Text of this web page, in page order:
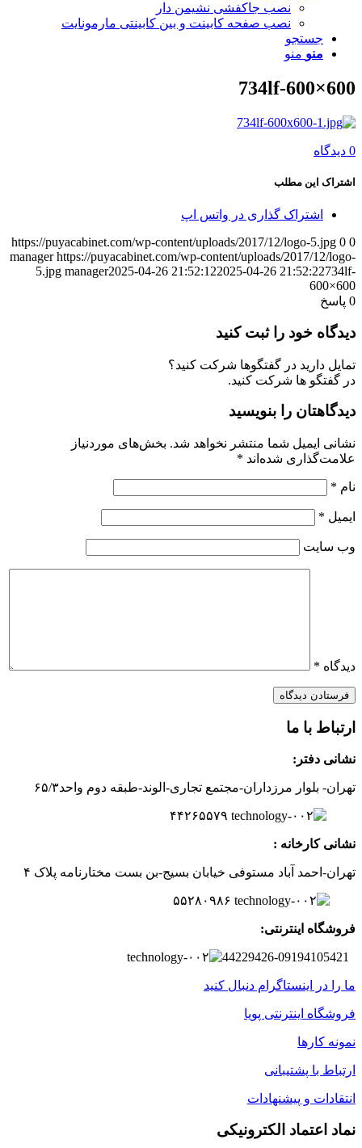
نصب جاکفشی نشیمن دار
نصب صفحه کابینت و بین کابینتی مارمونایت
جستجو
منو منو
734lf-600×600
0 دیدگاه
اشتراک این مطلب
اشتراک گذاری در واتس اپ
https://puyacabinet.com/wp-content/uploads/2017/12/logo-5.jpg 0 0
manager https://puyacabinet.com/wp-content/uploads/2017/12/logo-
5.jpg manager2025-04-26 21:52:122025-04-26 21:52:22734lf-
600×600
0 پاسخ
دیدگاه خود را ثبت کنید
تمایل دارید در گفتگوها شرکت کنید؟
در گفتگو ها شرکت کنید.
دیدگاهتان را بنویسید
نشانی ایمیل شما منتشر نخواهد شد. بخش‌های موردنیاز
علامت‌گذاری شده‌اند *
نام *
ایمیل *
وب‌ سایت
دیدگاه *
ارتباط با ما
نشانی دفتر:
تهران- بلوار مرزداران-مجتمع تجاری-الوند-طبقه دوم واحد۶ ۵/۳
۲۶۵۵۷۹
نشانی کارخانه :
تهران- احمد آباد مستوفی خیابان بسیج-بن بست مختارنامه پلاک ۴
فروشگاه اینترنتی:
44229426-09194105421
ما را در اینستاگرام دنبال کنید
فروشگاه اینترنتی پویا
نمونه کارها
ارتباط با پشتیبانی
انتقادات و پیشنهادات
نماد اعتماد الکترونیکی